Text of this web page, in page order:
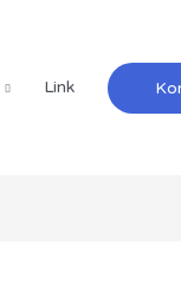
Link